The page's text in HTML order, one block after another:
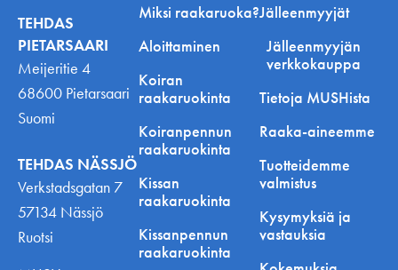
TEHDAS
PIETARSAARI
Meijeritie 4
68600 Pietarsaari
Suomi
TEHDAS NÄSSJÖ
Verkstadsgatan 7
57134 Nässjö
Ruotsi
Miksi raakaruoka?
Aloittaminen
Koiran
raakaruokinta
Koiranpennun
raakaruokinta
Kissan
raakaruokinta
Kissanpennun
raakaruokinta
Jälleenmyyjät
Jälleenmyyjän
verkkokauppa
Tietoja MUSHista
Raaka-aineemme
Tuotteidemme
valmistus
Kysymyksiä ja
vastauksia